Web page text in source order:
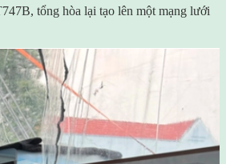
tổng hòa lại tạo lên một mạng lưới